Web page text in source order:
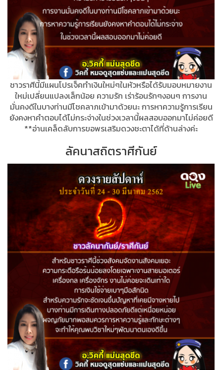
ชาวราศีนี้มีแผนโปรเจ็คทำเงินใหม่ๆในหัวหรือได้รับมอบหมายงาน
ใหม่เปลี่ยนแปลงเล็กน้อย ความรัก เร่าร้อนรักๆงอนๆ การงาน
มั่นคงดีในบางท่านมีโชคลาภเข้ามาด้วยนะ การหาความรู้การเรียน
ยังคงหาคำตอบได้ไม่กระจ่างในช่วงเวลานี้ผลสอบออกมาไม่ค่อยดี
**อ่านเคล็ดลับการขอพรเสริมดวงชะตาได้ที่ด้านล่างค่ะ
ลัคนาสถิตราศีกันย์